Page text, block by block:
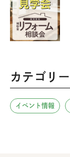
カテゴリー
イベント情報